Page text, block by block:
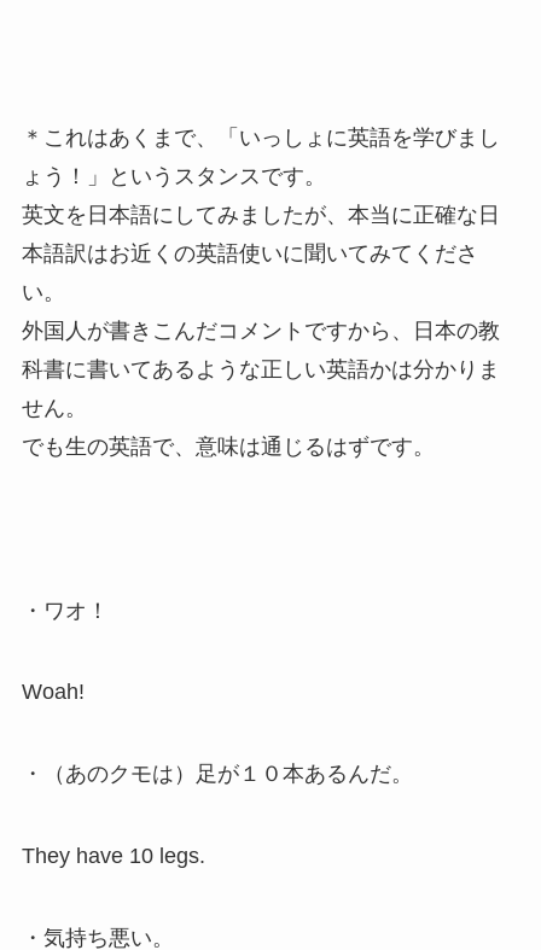
＊これはあくまで、「いっしょに英語を学びまし
ょう！」というスタンスです。
英文を日本語にしてみましたが、本当に正確な日
本語訳はお近くの英語使いに聞いてみてくださ
い。
外国人が書きこんだコメントですから、日本の教
科書に書いてあるような正しい英語かは分かりま
せん。
でも生の英語で、意味は通じるはずです。
・ワオ！
Woah!
・（あのクモは）足が１０本あるんだ。
They have 10 legs.
・気持ち悪い。